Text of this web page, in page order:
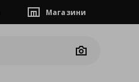
Магазини
Camera